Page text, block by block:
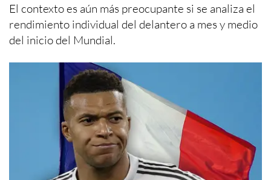
El contexto es aún más preocupante si se analiza el
rendimiento individual del delantero a mes y medio
del inicio del Mundial.